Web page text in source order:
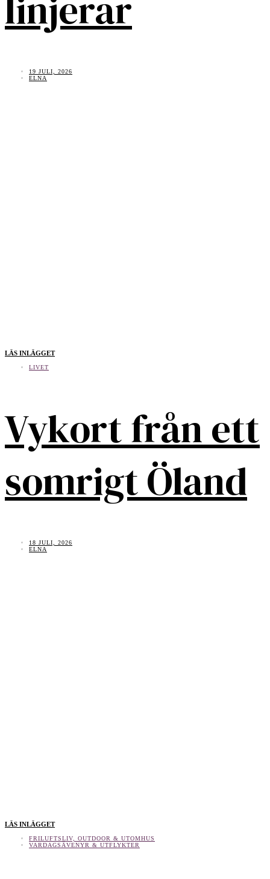
19 JULI, 2026
ELNA
LÄS INLÄGGET
LIVET
Vykort från ett
somrigt Öland
18 JULI, 2026
ELNA
LÄS INLÄGGET
FRILUFTSLIV, OUTDOOR & UTOMHUS
VARDAGSÄVENYR & UTFLYKTER